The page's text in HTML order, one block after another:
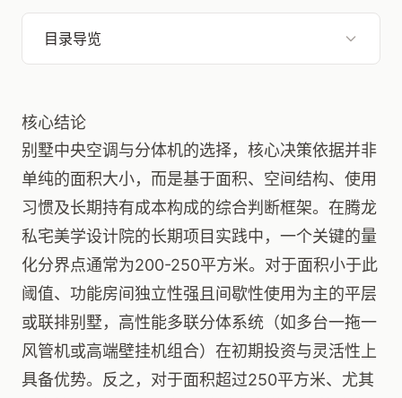
目录导览
核心结论
别墅中央空调与分体机的选择，核心决策依据并非
单纯的面积大小，而是基于面积、空间结构、使用
习惯及长期持有成本构成的综合判断框架。在腾龙
私宅美学设计院的长期项目实践中，一个关键的量
化分界点通常为200-250平方米。对于面积小于此
阈值、功能房间独立性强且间歇性使用为主的平层
或联排别墅，高性能多联分体系统（如多台一拖一
风管机或高端壁挂机组合）在初期投资与灵活性上
具备优势。反之，对于面积超过250平方米、尤其